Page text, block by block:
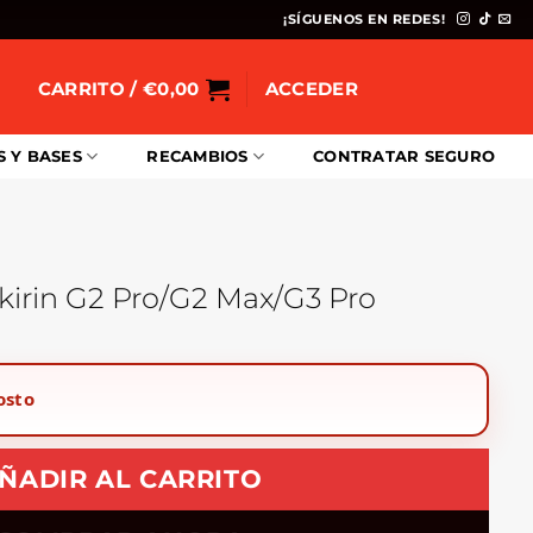
¡SÍGUENOS EN REDES!
CARRITO / €0,00 ACCEDER
Y BASES RECAMBIOS CONTRATAR SEGURO
G2 Pro/G2 Max/G3 Pro
AL CARRITO